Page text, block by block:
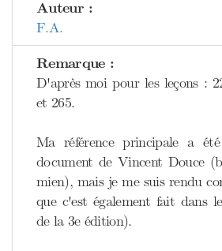
Auteur :
F.A.
Remarque :
D'après moi pour les leçons :
et 265.
Ma référence principale a
document de Vincent Douce
mien), mais je me suis rendu
que c'est également fait dans
de la 3e édition).